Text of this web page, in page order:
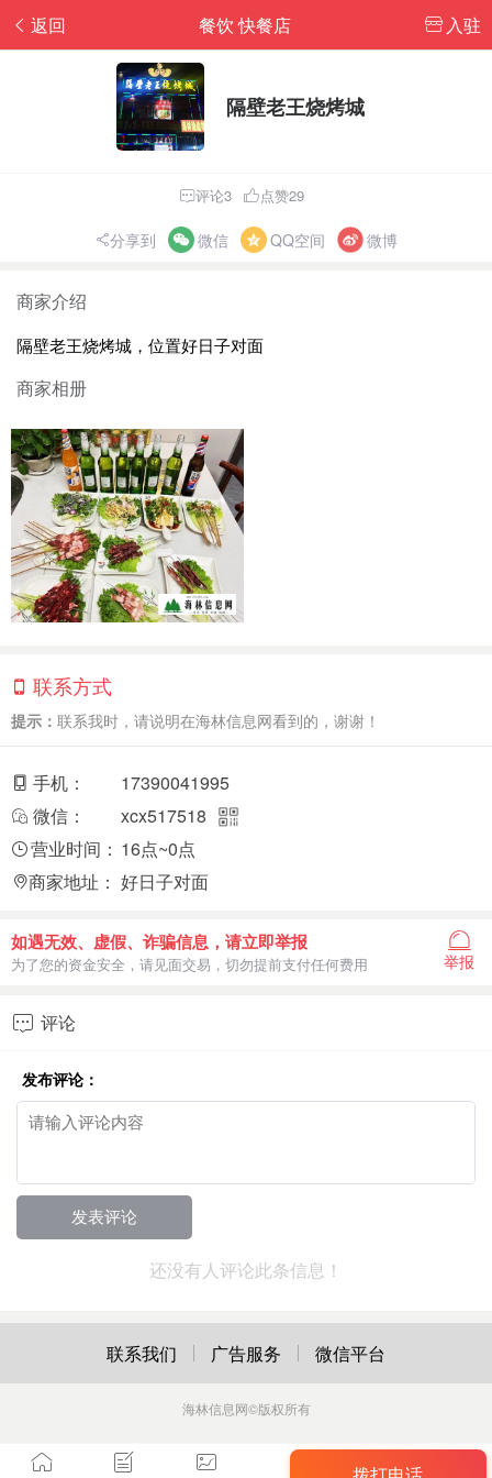
返回 入驻
餐饮 快餐店
隔壁老王烧烤城
评论3 点赞29
分享到 微信 QQ空间 微博
商家介绍
隔壁老王烧烤城，位置好日子对面
商家相册
联系方式
提示： 联系我时，请说明在海林信息网看到的，谢谢！
手机：
17390041995
微信：
xcx517518
营业时间： 16点~0点
商家地址： 好日子对面
如遇无效、虚假、诈骗信息，请立即举报
为了您的资金安全，请见面交易，切勿提前支付任何费用 举报
 评论
发布评论：
还没有人评论此条信息！
联系我们 广告服务 微信平台
海林信息网©版权所有